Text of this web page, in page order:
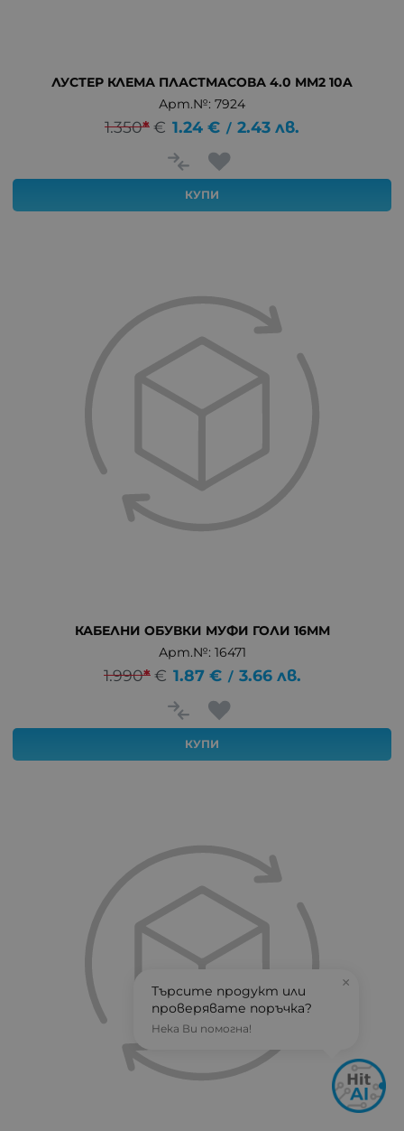
ЛУСТЕР КЛЕМА ПЛАСТМАСОВА 4.0 ММ2 10A
Арт.№: 7924
1.350*€ 1.24 € / 2.43 лв.
КУПИ
КАБЕЛНИ ОБУВКИ МУФИ ГОЛИ 16ММ
Арт.№: 16471
1.990* € 1.87 € / 3.66 лв.
КУПИ
×
Търсите продукт или
проверявате поръчка?
Нека Ви помогна!